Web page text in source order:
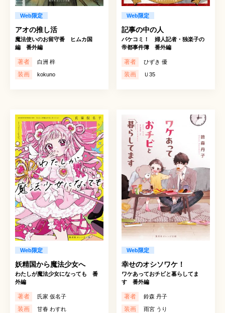
Web限定
アオの推し活
魔法使いのお留守番 ヒムカ国
編 番外編
著者 白洲 梓
装画 kokuno
Web限定
記事の中の人
バケコミ！ 婦人記者・独楽子の
帝都事件簿 番外編
著者 ひずき 優
装画 Ｕ35
Web限定
妖精国から魔法少女へ
わたしが魔法少女になっても 番
外編
著者 氏家 仮名子
装画 甘春 わすれ
Web限定
幸せのオシソワケ！
ワケあっておチビと暮らしてま
す 番外編
著者 鈴森 丹子
装画 雨宮 うり